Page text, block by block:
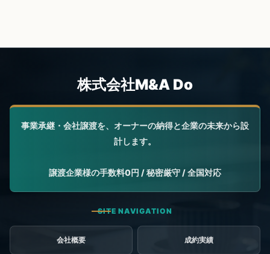
会社概要 成約実績